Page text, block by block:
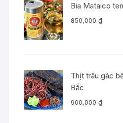
Bia Mataico
850,000₫
Thịt trâu gác
Bắc
900,000₫